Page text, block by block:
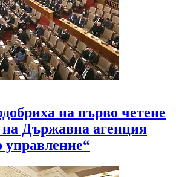
на първо четене
на Държавна агенция
управление“